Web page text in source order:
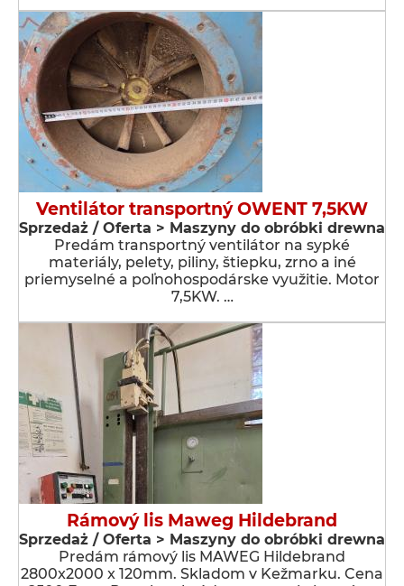
Ventilátor transportný OWENT 7,5KW
Sprzedaż / Oferta > Maszyny do obróbki drewna
Predám transportný ventilátor na sypké
materiály, pelety, piliny, štiepku, zrno a iné
priemyselné a poľnohospodárske využitie. Motor
7,5KW. …
Rámový lis Maweg Hildebrand
Sprzedaż / Oferta > Maszyny do obróbki drewna
Predám rámový lis MAWEG Hildebrand
2800x2000 x 120mm. Skladom v Kežmarku. Cena